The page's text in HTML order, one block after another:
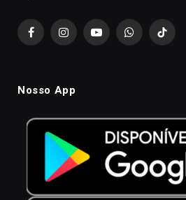
FacebookInstagramYouTubeWhatsAppTikTok
Nosso App